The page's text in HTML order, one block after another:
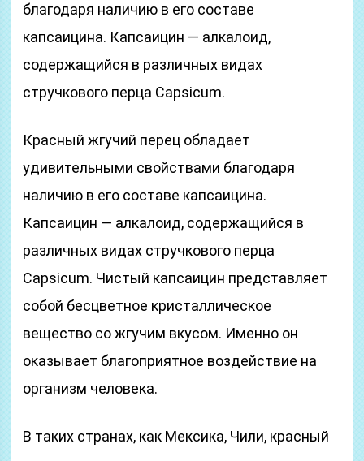
благодаря наличию в его составе
капсаицина. Капсаицин — алкалоид,
содержащийся в различных видах
стручкового перца Capsicum.
Красный жгучий перец обладает
удивительными свойствами благодаря
наличию в его составе капсаицина.
Капсаицин — алкалоид, содержащийся в
различных видах стручкового перца
Capsicum. Чистый капсаицин представляет
собой бесцветное кристаллическое
вещество со жгучим вкусом. Именно он
оказывает благоприятное воздействие на
организм человека.
В таких странах, как Мексика, Чили, красный